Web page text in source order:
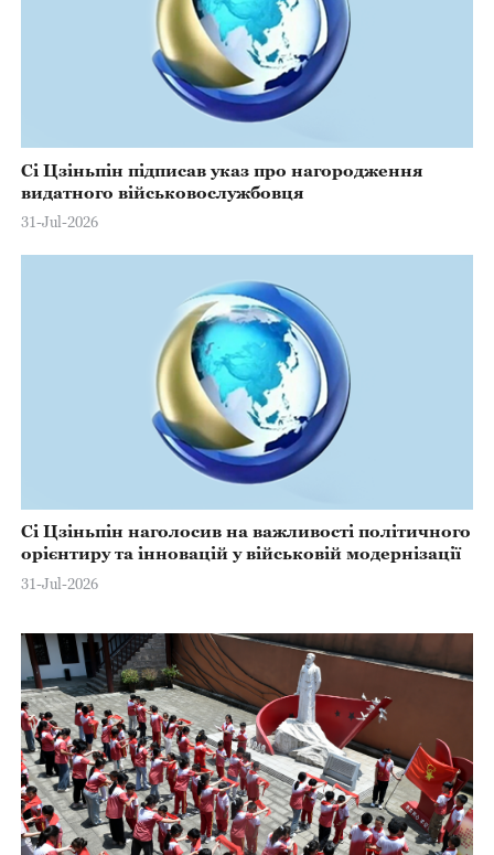
Сі Цзіньпін підписав указ про нагородження
видатного військовослужбовця
31-Jul-2026
Сі Цзіньпін наголосив на важливості політичного
орієнтиру та інновацій у військовій модернізації
31-Jul-2026